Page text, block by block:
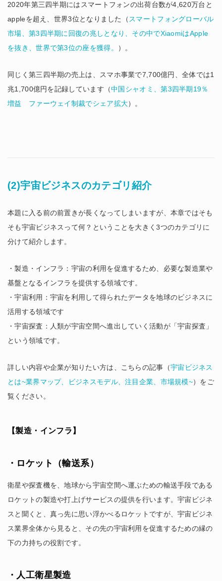
2020年第三四半期にはスマートフォンの出荷台数が4,620万台と
appleを超え、世界3位となりました（スマートフォングローバル
市場、第3四半期に回復の兆しとなり、その中でXiaomiはApple
を抜き、世界で第3位の座を獲得。
）。
同じく第三四半期の売上は、スマホ事業で7,700億円、全体では1
兆1,700億円を記録しています（中国シャオミ、第3四半期19％
増益 ファーウェイ制裁でシェア拡大）。
(2)宇宙ビジネスのカテゴリ紹介
本題に入る前の前置きが長くなってしまいますが、本章ではそも
そも宇宙ビジネスって何？ということを大きく3つのカテゴリに
分けて紹介します。
・製造・インフラ：宇宙の利用を促進するため、必要な製造業や
基盤となるインフラを提供する領域です。
・宇宙利用：宇宙を利用して得られたデータを地球のビジネスに
活用する領域です
・宇宙探査：人類が宇宙空間へ進出していく活動が「宇宙探査」
という領域です。
詳しい内容や企業が知りたい方は、こちらの記事（宇宙ビジネス
とは~業界マップ、ビジネスモデル、注目企業、市場規模~）をご
覧ください。
【製造・インフラ】
・ロケット（輸送系）
衛星や探査機を、地球から宇宙空間へ運ぶための輸送手段である
ロケットの製造や打上げサービスの提供を行います。宇宙ビジネ
スと聞くと、真っ先に思い浮かべるロケットですが、宇宙ビジネ
ス業界全体から見ると、その先の宇宙利用を促進するための縁の
下の力持ちの役割です。
・人工衛星製造